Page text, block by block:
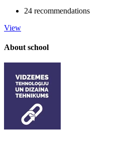
24 recommendations
View
About school